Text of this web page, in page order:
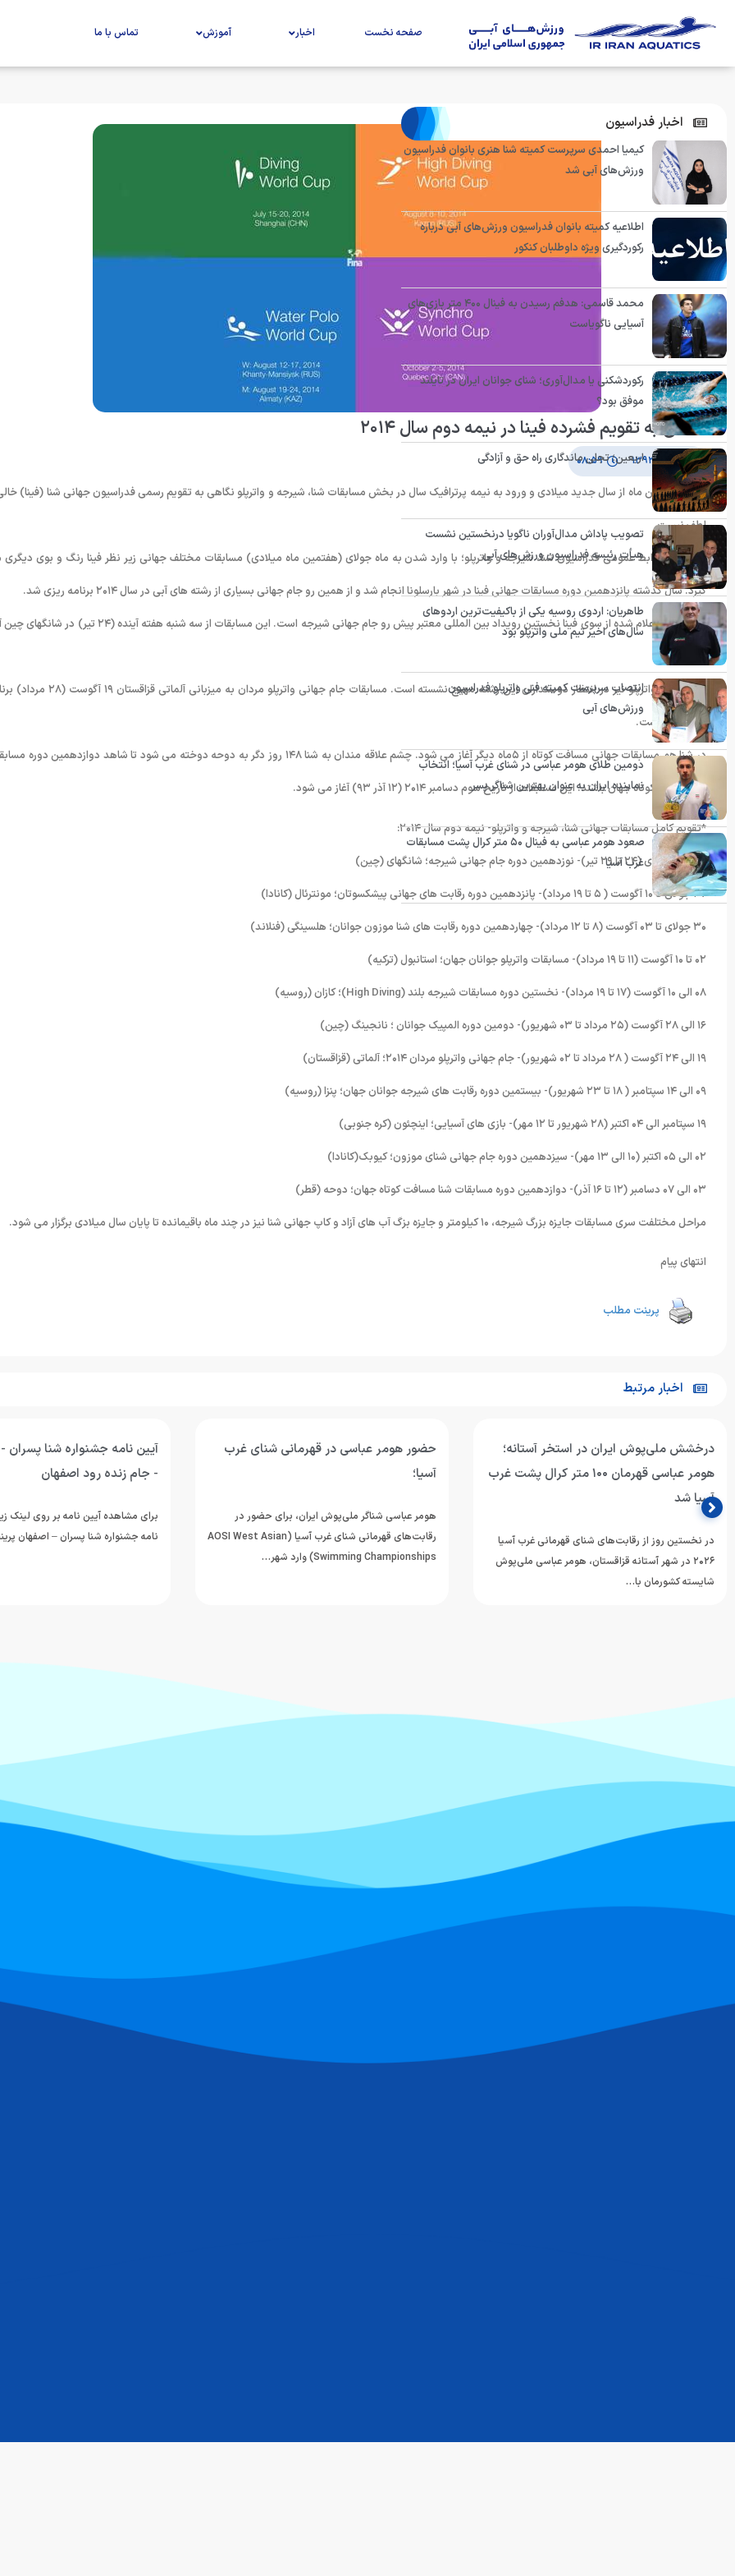
صفحه نخست اخبار آموزش تماس با ما
نگاهی به تقویم فشرده فینا در نیمه دوم سال ۲۰۱۴
۱۷ تیر ۱۳۹۳ ۰۸:۵۹
با آغاز هفتمین ماه از سال جدید میلادی و ورود به نیمه پرترافیک سال در بخش مسابقات شنا، شیرجه و واترپلو نگاهی به تقویم رسمی فدراسیون جهانی شنا (فینا)
لطف نیست.
به گزارش روابط عمومی فدراسیون شنا، شیرجه و واترپلو؛ با وارد شدن به ماه جولای (هفتمین ماه میلادی) مسابقات مختلف جهانی زیر نظر فینا رنگ و بوی
گیرد. سال گذشته پانزدهمین دوره مسابقات جهانی فینا در شهر بارسلونا انجام شد و از همین رو جام جهانی بسیاری از رشته های آبی در سال ۲۰۱۴ برنامه ریزی شد.
طبق تقویم اعلام شده از سوی فینا نخستین رویداد بین المللی معتبر پیش رو جام جهانی شیرجه است. این مسابقات از سه شنبه هفته آینده (۲۴
می شود.
جام جهانی واترپلو نیز در انتظار دوستداران این رشته مهیج نشسته است. مسابقات جام جهانی واترپلو مردان به میزبانی
ریزی شده است.
در شنا هم مسابقات جهانی مسافت کوتاه از ۵ماه دیگر آغاز می شود. چشم علاقه مندان به شنا ۱۴۸ روز دگر به دوحه دوخته می شود تا شاهد دوازدهمین دوره
شنا مسافت کوتاه جهان باشند. این مسابقات از تاریخ سوم دسامبر ۲۰۱۴ (۱۲ آذر ۹۳) آغاز می شود.
*تقویم کامل مسابقات جهانی شنا، شیرجه و واترپلو- نیمه دوم سال ۲۰۱۴:
۱۵ تا ۲۰ جولای (۲۴ تا ۲۹ تیر)- نوزدهمین دوره جام جهانی شیرجه؛ شانگهای (چین)
۲۷ جولای تا ۱۰ آگوست ( ۵ تا ۱۹ مرداد)- پانزدهمین دوره رقابت های جهانی پیشکسوتان؛ مونترئال (کانادا)
۳۰ جولای تا ۰۳ آگوست (۸ تا ۱۲ مرداد)- چهاردهمین دوره رقابت های شنا موزون جوانان؛ هلسینگی (فنلاند)
۰۲ تا ۱۰ آگوست (۱۱ تا ۱۹ مرداد)- مسابقات واترپلو جوانان جهان؛ استانبول (ترکیه)
۰۸ الی ۱۰ آگوست (۱۷ تا ۱۹ مرداد)- نخستین دوره مسابقات شیرجه بلند (High Diving)؛ کازان (روسیه)
۱۶ الی ۲۸ آگوست (۲۵ مرداد تا ۰۳ شهریور)- دومین دوره المپیک جوانان ؛ نانجینگ (چین)
۱۹ الی ۲۴ آگوست ( ۲۸ مرداد تا ۰۲ شهریور)- جام جهانی واترپلو مردان ۲۰۱۴؛ آلماتی (قزاقستان)
۰۹ الی ۱۴ سپتامبر ( ۱۸ تا ۲۳ شهریور)- بیستمین دوره رقابت های شیرجه جوانان جهان؛ پنزا (روسیه)
۱۹ سپتامبر الی ۰۴ اکتبر (۲۸ شهریور تا ۱۲ مهر)- بازی های آسیایی؛ اینچئون (کره جنوبی)
۰۲ الی ۰۵ اکتبر (۱۰ الی ۱۳ مهر)- سیزدهمین دوره جام جهانی شنای موزون؛ کیوبک(کانادا)
۰۳ الی ۰۷ دسامبر (۱۲ تا ۱۶ آذر)- دوازدهمین دوره مسابقات شنا مسافت کوتاه جهان؛ دوحه (قطر)
مراحل مختلفت سری مسابقات جایزه بزرگ شیرجه، ۱۰ کیلومتر و جایزه بزگ آب های آزاد و کاپ جهانی شنا نیز در چند ماه باقیمانده تا پایان سال میلادی برگزار می شود.
انتهای پیام
پرینت مطلب
اخبار فدراسیون
کیمیا احمدی سرپرست کمیته شنا هنری بانوان فدراسیون
ورزش‌های آبی شد
اطلاعیه کمیته بانوان فدراسیون ورزش‌های آبی درباره
رکوردگیری ویژه داوطلبان کنکور
محمد قاسمی: هدفم رسیدن به فینال ۴۰۰ متر بازی‌های
آسیایی ناگویاست
رکوردشکنی یا مدال‌آوری؛ شنای جوانان ایران در تایلند
موفق بود؟
اربعین؛ تجلی ماندگاری راه حق و آزادگی
تصویب پاداش مدال‌آوران ناگویا درنخستین نشست
هیأت رئیسه فدراسیون ورزش‌های آبی
طاهریان: اردوی روسیه یکی از باکیفیت‌ترین اردوهای
سال‌های اخیر تیم ملی واترپلو بود
انتصاب سرپرست کمیته فنی واترپلو فدراسیون
ورزش‌های آبی
دومین طلای هومر عباسی در شنای غرب آسیا؛ انتخاب
نماینده ایران به عنوان بهترین شناگر پسر
صعود هومر عباسی به فینال ۵۰ متر کرال پشت مسابقات
غرب آسیا
اخبار مرتبط
درخشش ملی‌پوش ایران در استخر آستانه؛
هومر عباسی قهرمان ۱۰۰ متر کرال پشت غرب
آسیا شد
در نخستین روز از رقابت‌های شنای قهرمانی غرب آسیا
۲۰۲۶ در شهر آستانه قزاقستان، هومر عباسی ملی‌پوش
شایسته کشورمان با…
حضور هومر عباسی در قهرمانی شنای غرب
آسیا؛
هومر عباسی شناگر ملی‌پوش ایران، برای حضور در
رقابت‌های قهرمانی شنای غرب آسیا (AOSI West Asian
Swimming Championships) وارد شهر…
آیین نامه جشنواره شنا
- جام زنده رود اصفهان
برای مشاهده آیین نامه بر روی لینک
نامه جشنواره شنا پسران – اصفهان